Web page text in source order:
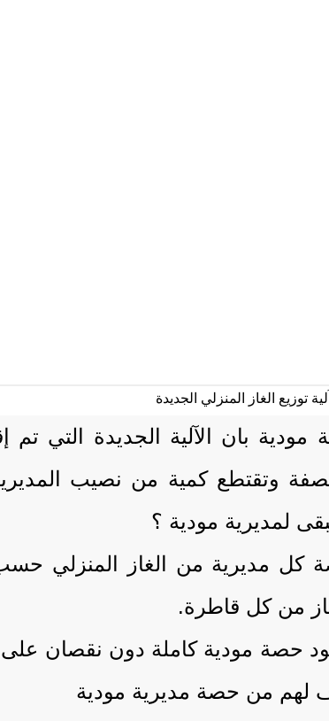
بان الآلية الجديدة التي تم
وتقتطع كمية من نصيب
كل مديرية من الغاز المنزلي
حصة مودية كاملة دون نقصان
لهم من حصة مديرية مودية